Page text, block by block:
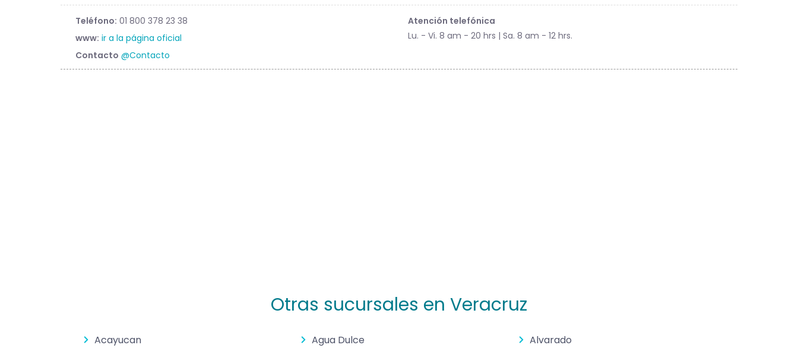
Teléfono: 01 800 378 23 38
www: ir a la página oficial
Contacto @Contacto
Atención telefónica
Lu. - Vi. 8 am - 20 hrs | Sa. 8 am - 12 hrs.
Otras sucursales en Veracruz
Acayucan Agua Dulce
Alvarado